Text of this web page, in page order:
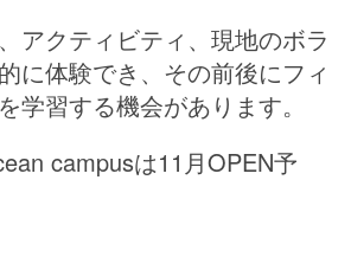
アクティビティ、現地のボラ
に体験でき、その前後にフィ
学習する機会があります。
campusは11月OPEN予